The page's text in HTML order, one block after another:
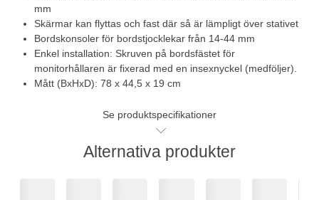
mm
Skärmar kan flyttas och fast där så är lämpligt över stativet
Bordskonsoler för bordstjocklekar från 14-44 mm
Enkel installation: Skruven på bordsfästet för
monitorhållaren är fixerad med en insexnyckel (medföljer).
Mått (BxHxD): 78 x 44,5 x 19 cm
Se produktspecifikationer
Alternativa produkter